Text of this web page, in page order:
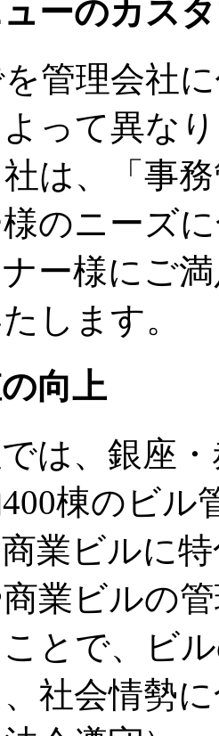
ーのカス
管理会社
って異な
は、「事
のニーズ
ー様にご
します。
向上
は、銀座
棟のビル
業ビルに
業ビルの
とで、ビ
社会情勢